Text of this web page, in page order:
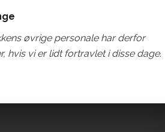
øvrige personale har derfor
hvis vi er lidt fortravlet i disse dage.